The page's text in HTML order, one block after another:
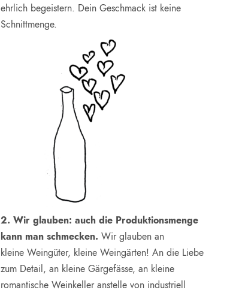
ehrlich begeistern. Dein Geschmack ist keine
Schnittmenge.
2. Wir glauben: auch die Produktionsmenge
kann man schmecken. Wir glauben an
kleine Weingüter, kleine Weingärten! An die Liebe
zum Detail, an kleine Gärgefässe, an kleine
romantische Weinkeller anstelle von industriell